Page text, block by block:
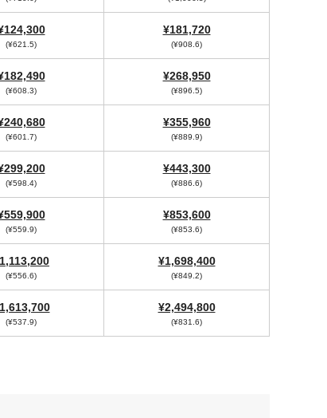
(¥621.5)
¥181,720
(¥908.6)
(¥608.3)
¥268,950
(¥896.5)
(¥601.7)
¥355,960
(¥889.9)
(¥598.4)
¥443,300
(¥886.6)
(¥559.9)
¥853,600
(¥853.6)
(¥556.6)
¥1,698,400
(¥849.2)
(¥537.9)
¥2,494,800
(¥831.6)